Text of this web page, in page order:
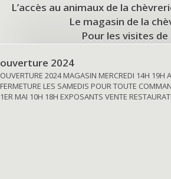
L’accès au animaux de la
Le magasin de la
Pour les visites
ouverture 2024
OUVERTURE 2024 MAGASIN MERCREDI 14H 19H
FERMETURE LES SAMEDIS POUR TOUTE
1ER MAI 10H 18H EXPOSANTS VENTE